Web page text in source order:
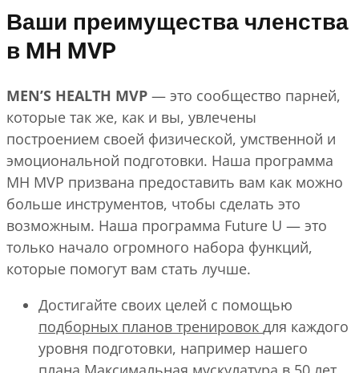
Ваши преимущества членства
в MH MVP
MEN’S HEALTH MVP — это сообщество парней,
которые так же, как и вы, увлечены
построением своей физической, умственной и
эмоциональной подготовки. Наша программа
MH MVP призвана предоставить вам как можно
больше инструментов, чтобы сделать это
возможным. Наша программа Future U — это
только начало огромного набора функций,
которые помогут вам стать лучше.
Достигайте своих целей с помощью
подборных планов тренировок для каждого
уровня подготовки, например нашего